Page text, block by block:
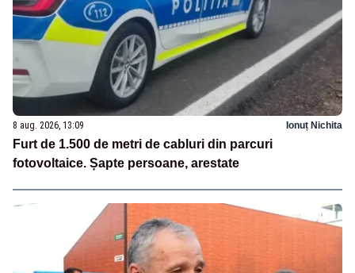
8 aug. 2026, 13:09 Ionuț Nichita
Furt de 1.500 de metri de cabluri din parcuri
fotovoltaice. Șapte persoane, arestate